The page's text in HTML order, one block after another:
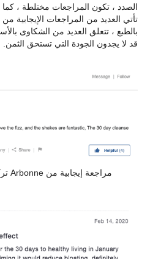
الصدد ، تكون المراجعات مختلطة ، كما
تأتي العديد من المراجعات الإيجابية من
بالطبع ، تتعلق العديد من الشكاوى
قد لا يجدون الجودة التي تستحق الثمن.
مراجعة إيجابية من Arbonne تركز على المنتجات الرائعة